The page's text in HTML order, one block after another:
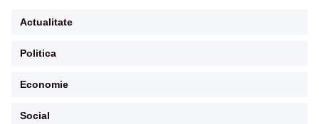
Actualitate
Politica
Economie
Social